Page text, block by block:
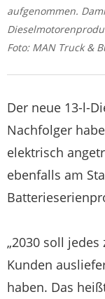
aufgenommen.
Foto: MAN Truck &
Der neue 13-l-
Nachfolger
elektrisch
ebenfalls am
„2030 soll
Kunden
haben. Das